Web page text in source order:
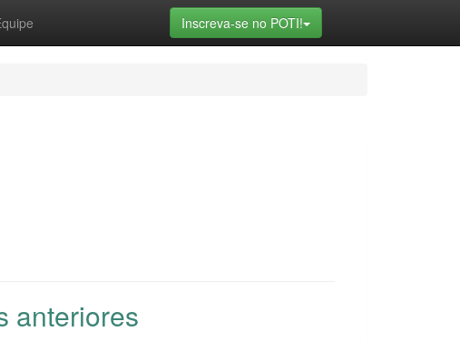
Inscreva-se no POTI! Toggle Dropdown
anteriores